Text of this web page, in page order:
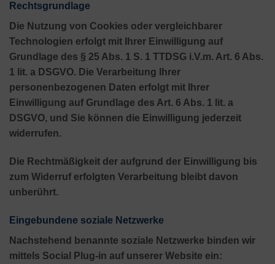
Rechtsgrundlage
Die Nutzung von Cookies oder vergleichbarer
Technologien erfolgt mit Ihrer Einwilligung auf
Grundlage des § 25 Abs. 1 S. 1 TTDSG i.V.m. Art. 6 Abs.
1 lit. a DSGVO. Die Verarbeitung Ihrer
personenbezogenen Daten erfolgt mit Ihrer
Einwilligung auf Grundlage des Art. 6 Abs. 1 lit. a
DSGVO, und Sie können die Einwilligung jederzeit
widerrufen.
Die Rechtmäßigkeit der aufgrund der Einwilligung bis
zum Widerruf erfolgten Verarbeitung bleibt davon
unberührt.
Eingebundene soziale Netzwerke
Nachstehend benannte soziale Netzwerke binden wir
mittels Social Plug-in auf unserer Website ein: